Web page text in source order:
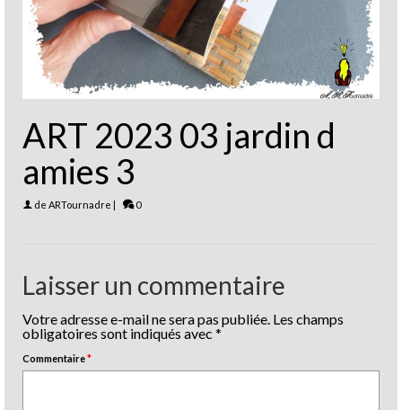
ART 2023 03 jardin d
amies 3
de ARTournadre | 0
Laisser un commentaire
Votre adresse e-mail ne sera pas publiée. Les champs
obligatoires sont indiqués avec *
Commentaire*